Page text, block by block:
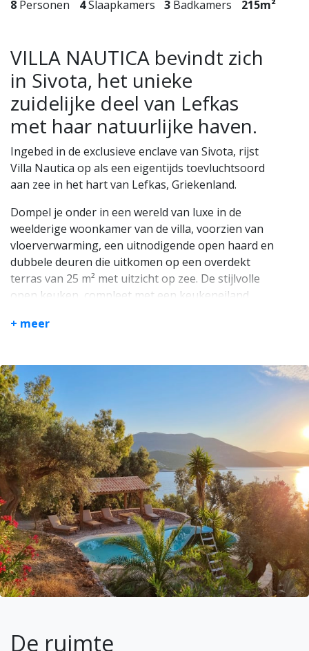
8 Personen 4Slaapkamers 3 Badkamers 215m²
VILLA NAUTICA bevindt zich
in Sivota, het unieke
zuidelijke deel van Lefkas
met haar natuurlijke haven.
Ingebed in de exclusieve enclave van Sivota, rijst
Villa Nautica op als een eigentijds toevluchtsoord
aan zee in het hart van Lefkas, Griekenland.
Dompel je onder in een wereld van luxe in de
weelderige woonkamer van de villa, voorzien van
vloerverwarming, een uitnodigende open haard en
dubbele deuren die uitkomen op een overdekt
terras van 25 m² met uitzicht op zee. De stijlvolle
open keuken, compleet met een keukeneiland,
aan de achterzijde van de villa, met een
slaapkamers flankeren elk de zijden van de villa,
voor een perfecte balans tussen comfort en
afzondering.
Daal af naar de benedenverdieping met een
appartement met eigen ingang, een woonkamer,
een moderne badkamer, een kingsize bed en een
extra kamer met twee bedden te ontdekken.
Volledig voorzien van airconditioning met moderne
Daikin-systemen en uitgerust volgens de nieuwste
isolatienormen (drievoudig glas), is de villa een
toevluchtsoord dat is ontworpen voor zowel
warme zomers als gezellige winters.
Boven de villa lokt een verfrissend zwembad,
+ meer
De ruimte